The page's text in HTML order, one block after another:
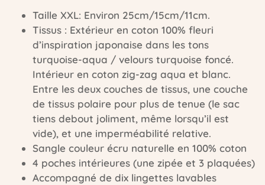
Taille XXL: Environ 25cm/15cm/11cm.
Tissus : Extérieur en coton 100% fleuri
d’inspiration japonaise dans les tons
turquoise-aqua / velours turquoise foncé.
Intérieur en coton zig-zag aqua et blanc.
Entre les deux couches de tissus, une couche
de tissus polaire pour plus de tenue (le sac
tiens debout joliment, même lorsqu’il est
vide), et une imperméabilité relative.
Sangle couleur écru naturelle en 100% coton
4 poches intérieures (une zipée et 3 plaquées)
Accompagné de dix lingettes lavables